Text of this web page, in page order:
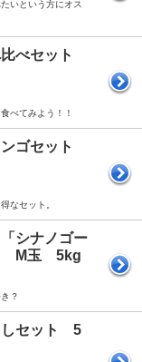
いという方にオス
比べセット
べてみよう！！
ンゴセット
なセット。
シナノゴー
M玉 5kg
？
しセット 5